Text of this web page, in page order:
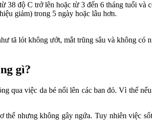
38 độ C trở lên hoặc từ 3 ​​đến 6 tháng tuổi và
giảm) trong 5 ngày hoặc lâu hơn.
tã lót không ướt, mắt trũng sâu và không có
gì?
qua việc da bé nổi lên các ban đỏ. Vì thế
thể nhưng không gây ngứa. Tuy nhiên việc